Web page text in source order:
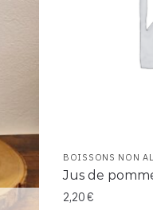
BOISSONS NON
Jus de
2,20€